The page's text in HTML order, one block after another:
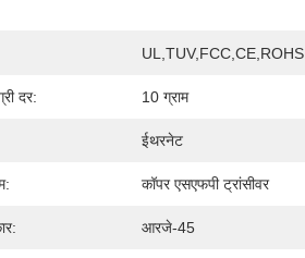
UL,TUV,FCC,CE,ROHS
दर: 10 ग्राम
ईथरनेट
कॉपर एसएफपी ट्रांसीवर
आरजे-45